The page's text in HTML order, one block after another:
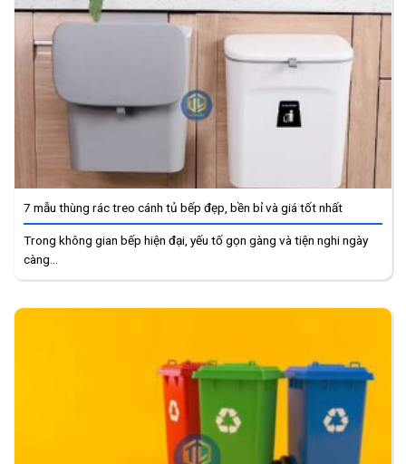
7 mẫu thùng rác treo cánh tủ bếp đẹp, bền bỉ và giá tốt nhất
Trong không gian bếp hiện đại, yếu tố gọn gàng và tiện nghi ngày
càng...